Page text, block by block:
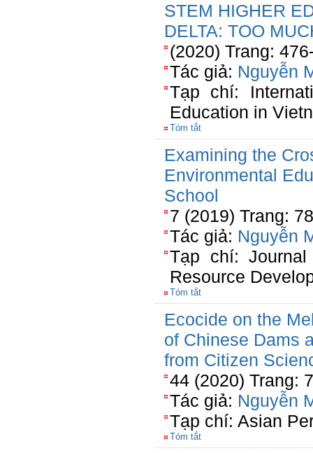
STEM HIGHER
DELTA: TOO
(2020) Trang:
Tác giả: Nguyễn
Tạp chí:
Education in
Tóm tắt
Examining the
Environmental
School
7 (2019) Trang:
Tác giả: Nguyễn
Tạp chí:
Resource
Tóm tắt
Ecocide on the
of Chinese Dams
from Citizen
44 (2020) Trang:
Tác giả: Nguyễn
Tạp chí: Asian
Tóm tắt